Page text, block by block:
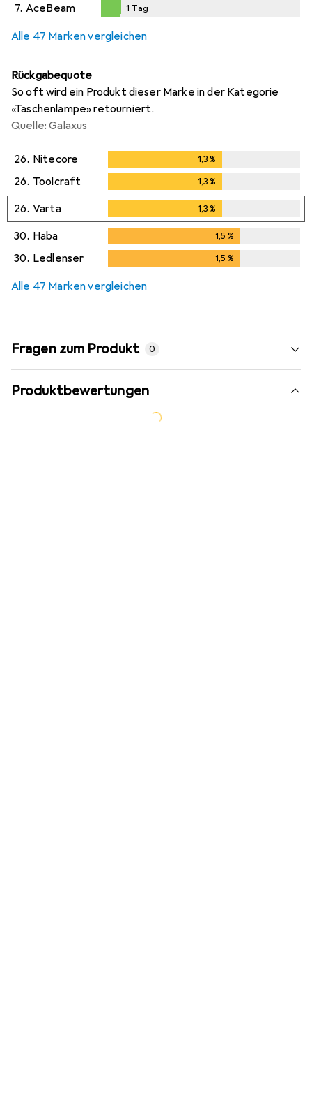
7. AceBeam 1 Tag
Alle 47 Marken vergleichen
Rückgabequote
So oft wird ein Produkt dieser Marke in der Kategorie
«Taschenlampe» retourniert.
Quelle: Galaxus
26. Nitecore 1,3%
26. Toolcraft 1,3%
26. Varta 1,3%
30. Haba 1,5 %
30. Ledlenser 1,5 %
Alle 47 Marken vergleichen
Fragen zum Produkt 0
Produktbewertungen